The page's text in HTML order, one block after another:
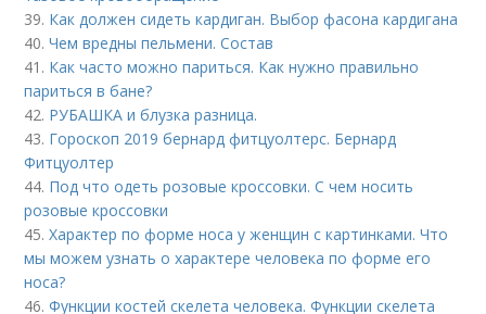
39. Как должен сидеть кардиган. Выбор фасона кардигана
40.Чем вредны пельмени. Состав
41. Как часто можно париться. Как нужно правильно
париться в бане?
42. РУБАШКА и блузка разница.
43. Гороскоп 2019 бернард фитцуолтерс. Бернард
Фитцуолтер
44. Под что одеть розовые кроссовки. С чем носить
розовые кроссовки
45.Характер по форме носа у женщин с картинками. Что
мы можем узнать о характере человека по форме его
носа?
46.Функции костей скелета человека. Функции скелета